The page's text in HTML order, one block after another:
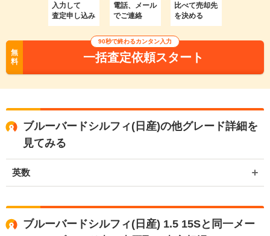
入力して
査定申し込み
電話、メール
でご連絡
比べて売却先
を決める
無
料
90秒で終わるカンタン入力
一括査定依頼スタート
ブルーバードシルフィ(日産)の他グレード詳細を
見てみる
英数
ブルーバードシルフィ(日産) 1.5 15Sと同一メー